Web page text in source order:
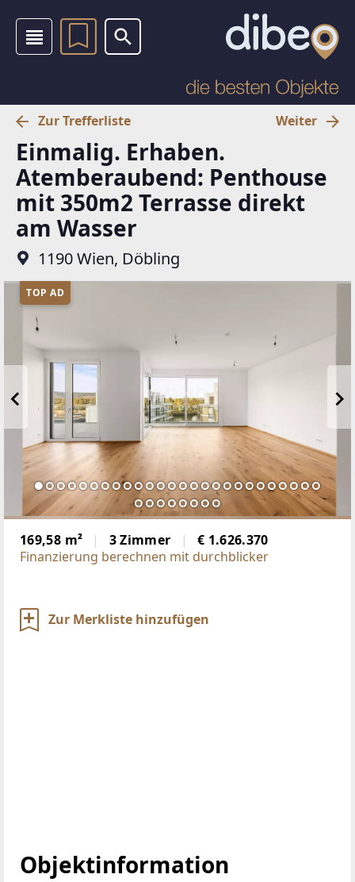
Zur Trefferliste Weiter
Einmalig. Erhaben.
Atemberaubend: Penthouse
mit 350m2 Terrasse direkt
am Wasser
1190 Wien, Döbling
TOP AD
169,58 m² 3 Zimmer
€ 1.626.370
Finanzierung berechnen mit durchblicker
Zur Merkliste hinzufügen
Objektinformation